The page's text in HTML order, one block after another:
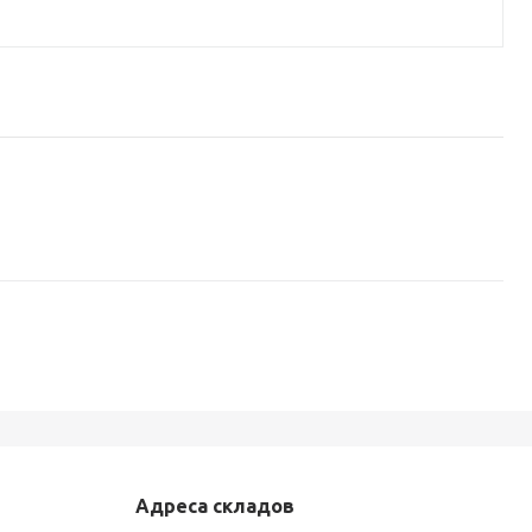
Адреса складов